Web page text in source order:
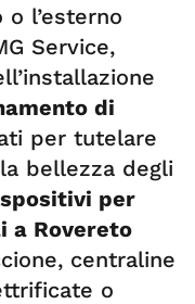
l’esterno
Service,
di
per tutelare
bellezza degli
per
a Rovereto
centraline
o